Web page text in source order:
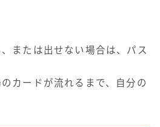
または出せない場合は、パス
カードが流れるまで、自分の